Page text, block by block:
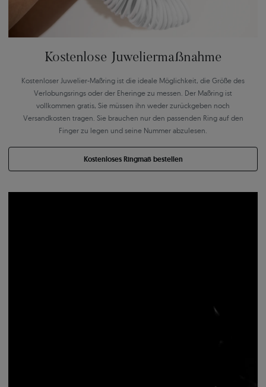
Kostenlose Juweliermaßnahme
Kostenloser Juwelier-Maßring ist die ideale Möglichkeit, die Größe des
Verlobungsrings oder der Eheringe zu messen. Der Maßring ist
vollkommen gratis, Sie müssen ihn weder zurückgeben noch
Versandkosten tragen. Sie brauchen nur den passenden Ring auf den
Finger zu legen und seine Nummer abzulesen.
Kostenloses Ringmaß bestellen